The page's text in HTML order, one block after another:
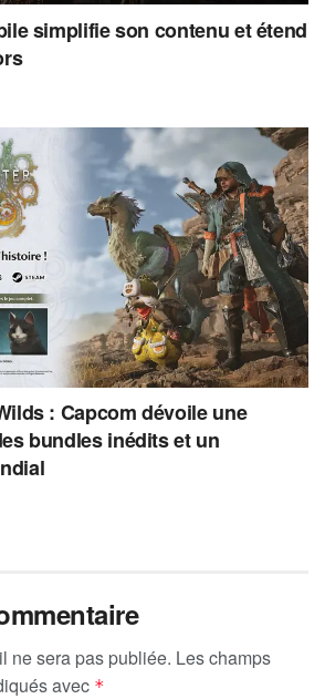
simplifie son contenu et étend
: Capcom dévoile une
bundles inédits et un
ne sera pas publiée. Les champs
avec *